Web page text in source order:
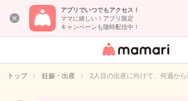
アプリでいつでもアクセス！
ママに嬉しい！アプリ限定
キャンペーンも随時配信中！
女性専用匿名QA
イト
トップ 妊娠・出産 2人目の出産に向けて、何週か